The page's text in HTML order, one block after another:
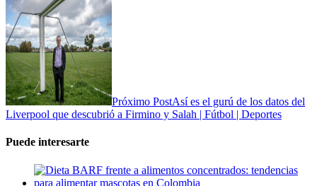
Próximo PostAsí es el gurú de los datos del
Liverpool que descubrió a Firmino y Salah | Fútbol | Deportes
Puede interesarte